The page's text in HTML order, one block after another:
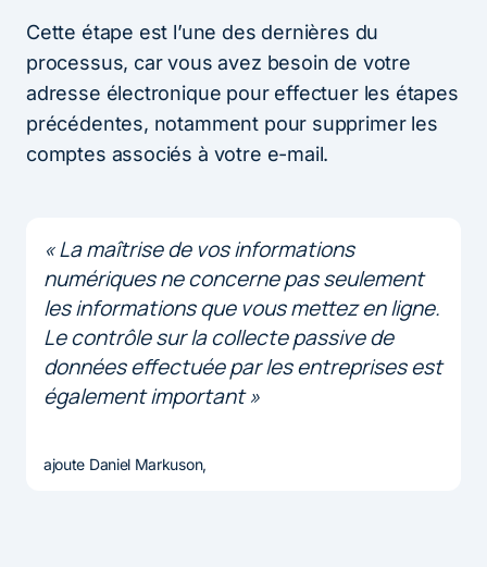
Cette étape est l’une des dernières du
processus, car vous avez besoin de votre
adresse électronique pour effectuer les étapes
précédentes, notamment pour supprimer les
comptes associés à votre e-mail.
« La maîtrise de vos informations
numériques ne concerne pas seulement
les informations que vous mettez en ligne.
Le contrôle sur la collecte passive de
données effectuée par les entreprises est
également important »
ajoute Daniel Markuson,